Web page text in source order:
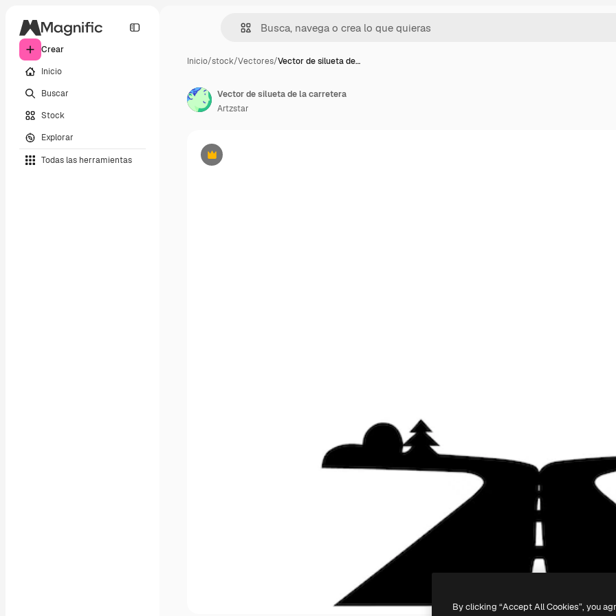
Crear
Inicio
Buscar
Stock
Explorar
Todas las herramientas
Inicio/stock/Vectores/Vector de silueta de…
Premium
Vector de silueta de la carretera
Artzstar
By clicking “Accept All Cookies”, you